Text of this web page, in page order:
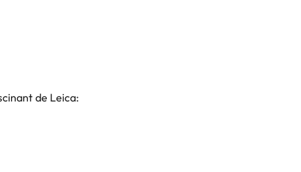
de Leica: